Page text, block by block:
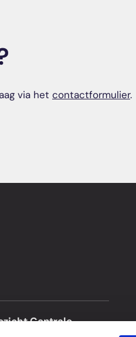
via het contactformulier.
Centrale